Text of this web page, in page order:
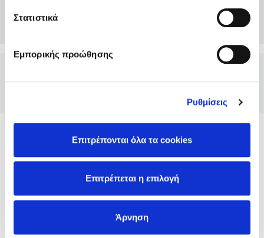
Στατιστικά
Εμπορικής προώθησης
Ρυθμίσεις
Επιτρέπονται όλα τα cookies
Επιτρέπεται η επιλογή
Άρνηση
User/ 16-04-2025 (5)
Νίκος Μιχαλόπουλος